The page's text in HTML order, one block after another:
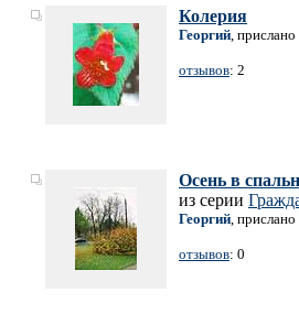
Колерия
Георгий,
отзывов: 2
Осень в
из серии
Георгий,
отзывов: 0